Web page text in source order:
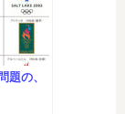
題の、